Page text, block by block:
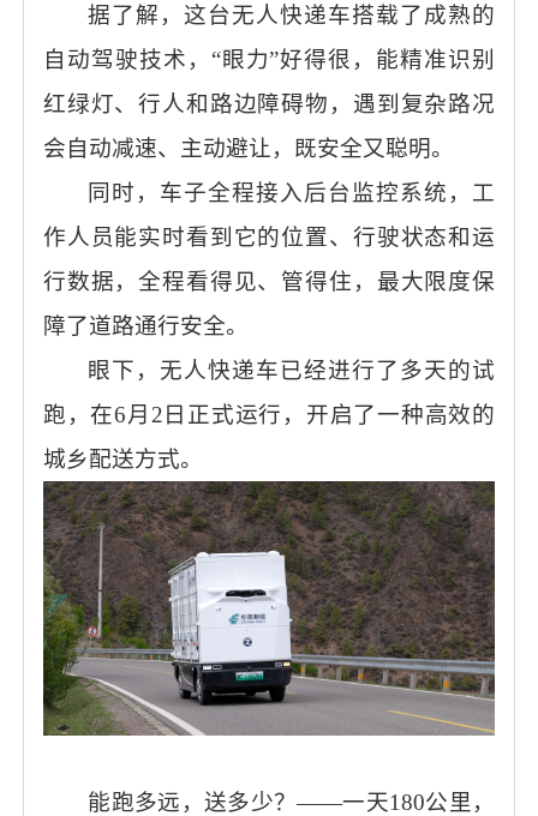
据了解，这台无人快递车搭载了成熟的
自动驾驶技术， “眼力”好得很，能精准识别
红绿灯、行人和路边障碍物，遇到复杂路况
会自动减速、主动避让，既安全又聪明。
同时，车子全程接入后台监控系统，工
作人员能实时看到它的位置、行驶状态和运
行数据，全程看得见、管得住，最大限度保
障了道路通行安全。
眼下，无人快递车已经进行了多天的试
跑，在6月2日正式运行，开启了一种高效的
城乡配送方式。
能跑多远，送多少？——一天180公里，